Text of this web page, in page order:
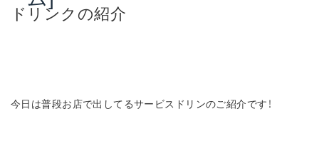
ドリンクの紹介
今日は普段お店で出してるサービスドリンのご紹介です！